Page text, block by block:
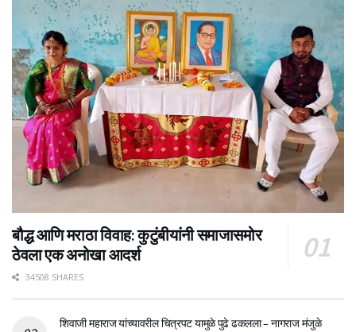
बौद्ध आणि मराठा विवाह: कुटुंबीयांनी समाजासमोर
ठेवला एक अनोखा आदर्श
34508 SHARES
शिवाजी महाराज यांच्यावरील चित्रपट यामुळे पुढे ढकलला – नागराज मंजुळे